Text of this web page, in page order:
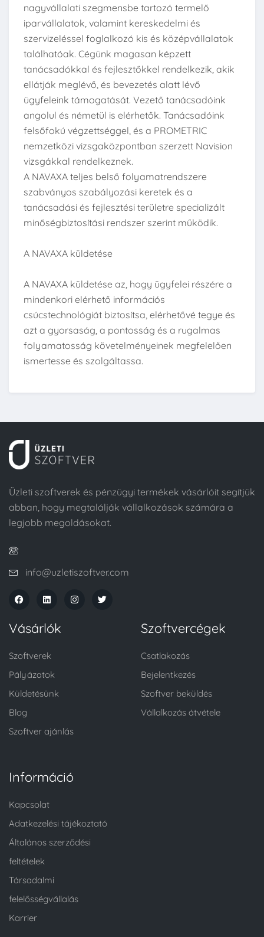
nagyvállalati szegmensbe tartozó termelő
iparvállalatok, valamint kereskedelmi és
szervizeléssel foglalkozó kis és középvállalatok
találhatóak. Cégünk magasan képzett
tanácsadókkal és fejlesztőkkel rendelkezik, akik
ellátják meglévő, és bevezetés alatt lévő
ügyfeleink támogatását. Vezető tanácsadóink
angolul és németül is elérhetők. Tanácsadóink
felsőfokú végzettséggel, és a PROMETRIC
nemzetközi vizsgaközpontban szerzett Navision
vizsgákkal rendelkeznek.
A NAVAXA teljes belső folyamatrendszere
szabványos szabályozási keretek és a
tanácsadási és fejlesztési területre specializált
minőségbiztosítási rendszer szerint működik.
A NAVAXA küldetése
A NAVAXA küldetése az, hogy ügyfelei részére a
mindenkori elérhető információs
csúcstechnológiát biztosítsa, elérhetővé tegye és
azt a gyorsaság, a pontosság és a rugalmas
folyamatosság követelményeinek megfelelően
ismertesse és szolgáltassa.
Üzleti szoftverek és pénzügyi termékek vásárlóit segítjük
abban, hogy megtalálják vállalkozások számára a
legjobb megoldásokat.
info@uzletiszoftver.com
Vásárlók
Szoftverek
Pályázatok
Küldetésünk
Blog
Szoftver ajánlás
Szoftvercégek
Csatlakozás
Bejelentkezés
Szoftver beküldés
Vállalkozás átvétele
Információ
Kapcsolat
Adatkezelési tájékoztató
Általános szerződési
feltételek
Társadalmi
felelősségvállalás
Karrier